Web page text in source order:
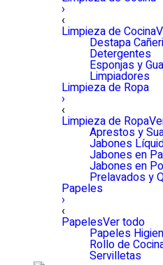
›
‹
Limpieza de Cocina
Destapa
Detergentes
Esponjas y
Limpiadores
Limpieza de Ropa
›
‹
Limpieza de Ropa
Aprestos y
Jabones
Jabones en
Jabones en
Prelavados y
Papeles
›
‹
PapelesVer todo
Papeles
Rollo de
Servilletas